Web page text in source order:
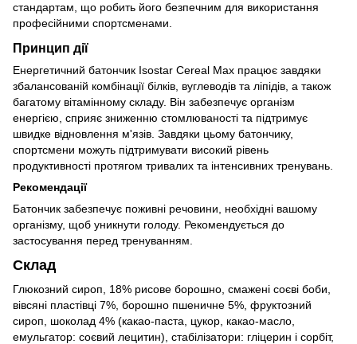
стандартам, що робить його безпечним для використання
професійними спортсменами.
Принцип дії
Енергетичний батончик Isostar Cereal Max працює завдяки
збалансованій комбінації білків, вуглеводів та ліпідів, а також
багатому вітамінному складу. Він забезпечує організм
енергією, сприяє зниженню стомлюваності та підтримує
швидке відновлення м'язів. Завдяки цьому батончику,
спортсмени можуть підтримувати високий рівень
продуктивності протягом тривалих та інтенсивних тренувань.
Рекомендації
Батончик забезпечує поживні речовини, необхідні вашому
організму, щоб уникнути голоду. Рекомендується до
застосування перед тренуванням.
Склад
Глюкозний сироп, 18% рисове борошно, смажені соєві боби,
вівсяні пластівці 7%, борошно пшеничне 5%, фруктозний
сироп, шоколад 4% (какао-паста, цукор, какао-масло,
емульгатор: соєвий лецитин), стабілізатори: гліцерин і сорбіт,